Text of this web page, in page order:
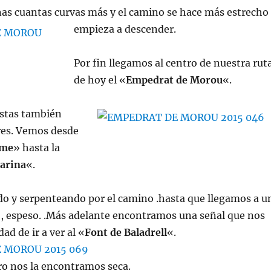
cuantas curvas más y el camino se hace más estrecho
empieza a descender.
Por fin llegamos al centro de nuestra
de hoy el «Empedrat de Morou«.
también
Vemos desde
» hasta la
«.
y serpenteando por el camino .hasta que llegamos a
espeso. .Más adelante encontramos una señal que nos
de ir a ver al «Font de Baladrell«.
nos la encontramos seca.